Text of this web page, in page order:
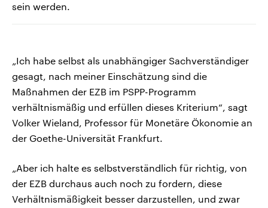
sein werden.
„Ich habe selbst als unabhängiger Sachverständiger
gesagt, nach meiner Einschätzung sind die
Maßnahmen der EZB im PSPP-Programm
verhältnismäßig und erfüllen dieses Kriterium“, sagt
Volker Wieland, Professor für Monetäre Ökonomie an
der Goethe-Universität Frankfurt.
„Aber ich halte es selbstverständlich für richtig, von
der EZB durchaus auch noch zu fordern, diese
Verhältnismäßigkeit besser darzustellen, und zwar